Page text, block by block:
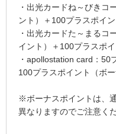
・出光カードね～びきコ
ント）＋100プラスポイ
・出光カードた～まるコ
イント）＋100プラスポ
・apollostation card：50
100プラスポイント（ボー
※ボーナスポイントは、
異なりますのでご注意くだ